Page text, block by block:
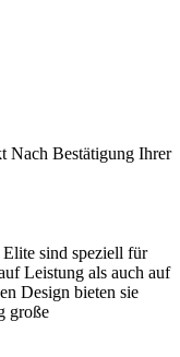
Nach Bestätigung Ihrer
sind speziell für
Leistung als auch auf
Design bieten sie
große